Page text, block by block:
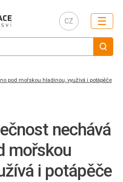
CZ ☰
pod mořskou hladinou, využívá i potápěče
nechává
mořskou
i potápěče